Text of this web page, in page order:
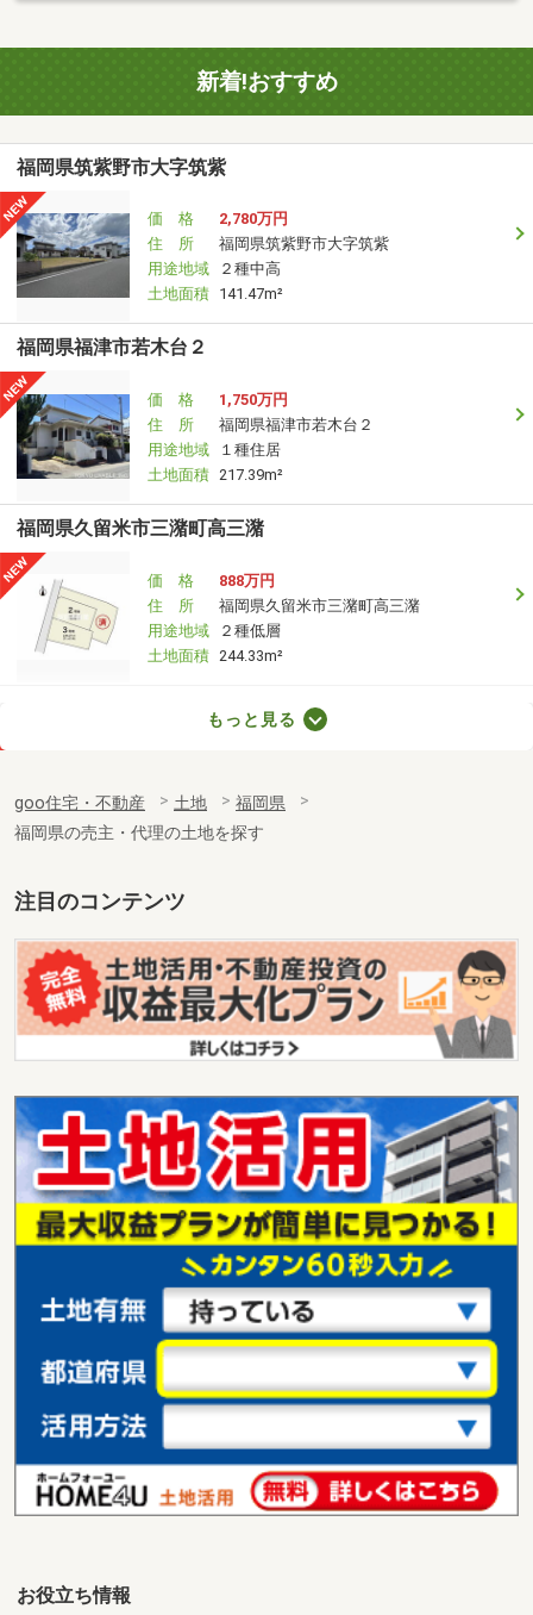
新着!おすすめ
福岡県筑紫野市大字筑紫
価 格
2,780万円
住 所
福岡県筑紫野市大字筑紫
用途地域
２種中高
土地面積 141.47m²
福岡県福津市若木台２
価 格
1,750万円
住 所
福岡県福津市若木台２
用途地域
１種住居
土地面積 217.39m²
福岡県久留米市三潴町高三潴
価 格
888万円
住 所
福岡県久留米市三潴町高三潴
用途地域
２種低層
土地面積 244.33m²
福岡県大野城市筒井３丁目
用途地域
１種住居
土地面積 94.97m²
福岡県福岡市西区野方４丁目
価 格
1,880万円
住 所
福岡県福岡市西区野方４丁目
用途地域 １種低層
土地面積 169.33m²
価 格
1億7,900万円
住 所
福岡県糟屋郡粕屋町大字仲原
用途地域 １種住居
土地面積 868.87m²
福岡県福津市西福間３丁目
価 格
2,190万円
住 所
福岡県福津市西福間３丁目
用途地域 １種住居
福岡県大野城市南ケ丘４
1,680万円
住 所
福岡県大野城市南ケ丘４
もっと見る
goo住宅・不動産 土地
福岡県
福岡県の売主・代理の土地を探す
注目のコンテンツ
お役立ち情報